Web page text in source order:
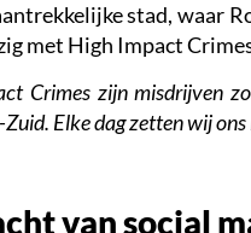
stad, waar
met High Impact
Crimes zijn misdrijven
Elke dag zetten wij
van social